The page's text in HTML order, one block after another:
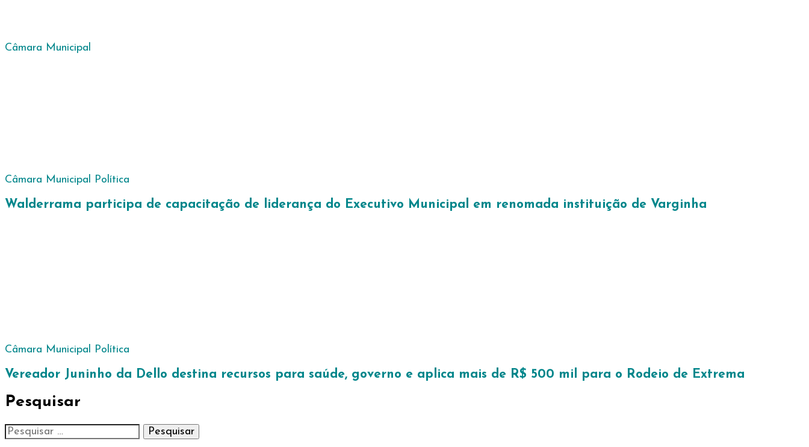
Câmara Municipal
Câmara Municipal Política
Walderrama participa de capacitação de liderança do Executivo Municipal em renomada instituição de Varginha
Câmara Municipal Política
Vereador Juninho da Dello destina recursos para saúde, governo e aplica mais de R$ 500 mil para o Rodeio de Extrema
Pesquisar
Pesquisar
por: